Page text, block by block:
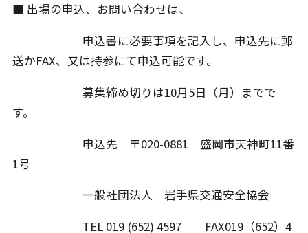
■ 出場の申込、お問い合わせは、
申込書に必要事項を記入し、申込先に郵
送かFAX、又は持参にて申込可能です。
募集締め切りは10月5日（月）
までで
す。
申込先 〒020-0881 盛岡市天神町11番
1号
一般社団法人 岩手県交通安全協会
TEL 019 (652) 4597 FAX019（652）4